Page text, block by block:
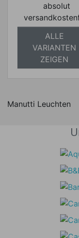
absolut
ALLE
VARIANTEN
ZEIGEN
Manutti Leuchten